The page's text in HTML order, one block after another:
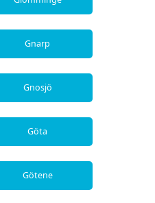
Gnarp
Gnosjö
Göta
Götene